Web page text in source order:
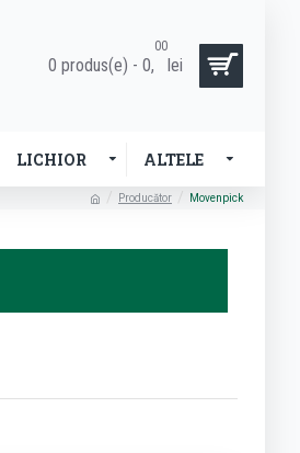
0 produs(e) - 0,
00
lei
LICHIOR ALTELE
Producător Movenpick